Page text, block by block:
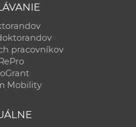
pracovníkov
Mobility